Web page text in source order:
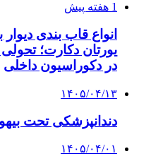
1 هفته پیش
انواع قاب بندی
یورتان دکارت؛
در دکوراسیون داخلی
۱۴۰۵/۰۴/۱۳
دندانپزشکی تحت
۱۴۰۵/۰۴/۰۱